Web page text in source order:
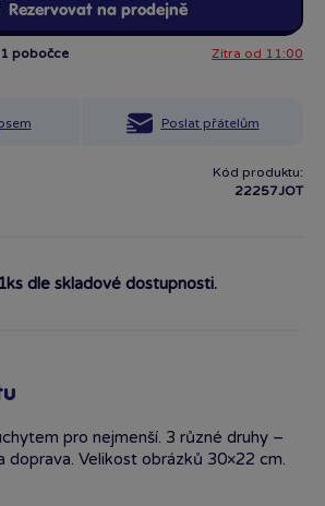
Rezervovat na prodejně
1 pobočce Zítra od 11:00
Poslat přátelům
Kód produktu:
22257JOT
dle skladové dostupnosti.
pro nejmenší. 3 různé druhy –
doprava. Velikost obrázků 30×22 cm.